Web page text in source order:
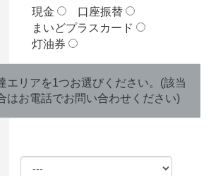
現金
口座振替
まいどプラスカード
灯油券
エリアを1つお選びください。(該当
はお電話でお問い合わせください)